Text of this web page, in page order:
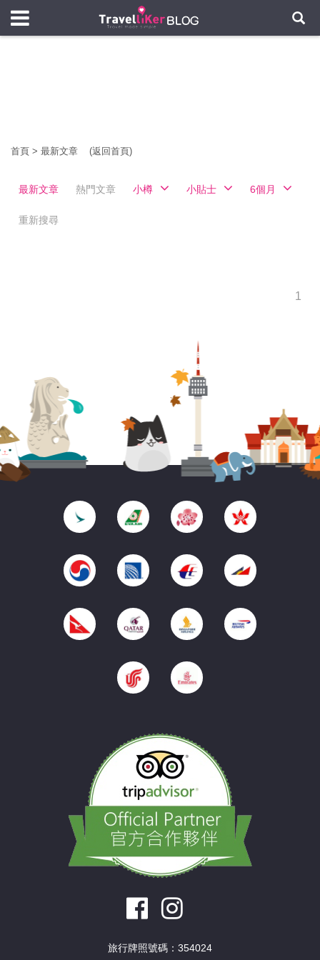
首頁 > 最新文章 (返回首頁)
最新文章 熱門文章 小樽 小貼士 6個月
重新搜尋
1
旅行牌照號碼：354024